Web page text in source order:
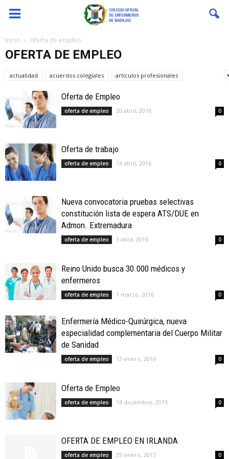
Coenfeba
Inicio oferta de empleo
OFERTA DE EMPLEO
actualidad acuerdos colegiales
artículos profesionales
Oferta de Empleo
oferta de empleo 20 abril, 2016 0
Oferta de trabajo
oferta de empleo 13 abril, 2016 0
Nueva convocatoria pruebas selectivas
constitución lista de espera ATS/DUE en
Admon. Extremadura
oferta de empleo 1 abril, 2016 0
Reino Unido busca 30.000 médicos y
enfermeros
oferta de empleo 1 marzo, 2016 0
Enfermería Médico-Quirúrgica, nueva
especialidad complementaria del Cuerpo Militar
de Sanidad
oferta de empleo 13 enero, 2016 0
Oferta de Empleo
oferta de empleo 14 diciembre, 2015 0
OFERTA DE EMPLEO EN IRLANDA
oferta de empleo 29 enero, 2015 0